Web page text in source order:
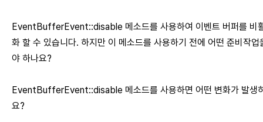
EventBufferEvent::disable 메소드를 사용하여 이벤트 버퍼를 비
화 할 수 있습니다. 하지만 이 메소드를 사용하기 전에 어떤 준비작업
야 하나요?
EventBufferEvent::disable 메소드를 사용하면 어떤 변화가 발생
요?